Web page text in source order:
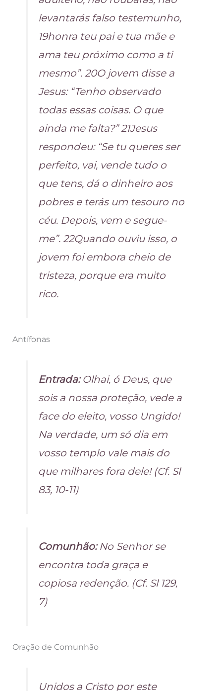
levantarás falso testemunho,
19honra teu pai e tua mãe e
ama teu próximo como a ti
mesmo”. 20O jovem disse a
Jesus: “Tenho observado
todas essas coisas. O que
ainda me falta?” 21Jesus
respondeu: “Se tu queres ser
perfeito, vai, vende tudo o
que tens, dá o dinheiro aos
pobres e terás um tesouro no
céu. Depois, vem e segue-
me”. 22Quando ouviu isso, o
jovem foi embora cheio de
tristeza, porque era muito
rico.
Antífonas
Entrada:Olhai, ó Deus, que
sois a nossa proteção, vede a
face do eleito, vosso Ungido!
Na verdade, um só dia em
vosso templo vale mais do
que milhares fora dele! (Cf. Sl
83, 10-11)
Comunhão:No Senhor se
encontra toda graça e
copiosa redenção. (Cf. Sl 129,
7)
Oração de Comunhão
Unidos a Cristo por este